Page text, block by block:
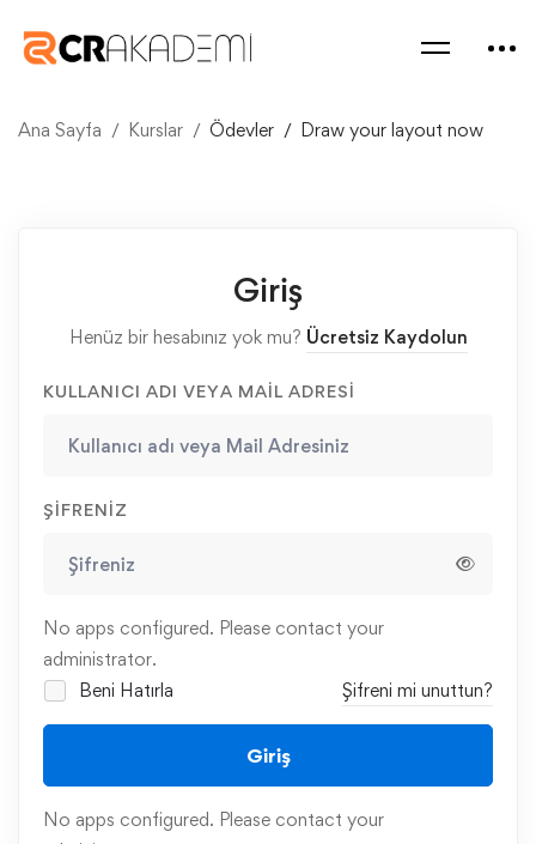
Ana Sayfa Kurslar Ödevler Draw your layout now
Giriş
Henüz bir hesabınız yok mu? Ücretsiz Kaydolun
KULLANICI ADI VEYA MAIL ADRESI
ŞIFRENIZ
No apps configured. Please contact your
administrator.
Beni Hatırla
Şifreni mi unuttun?
Giriş
No apps configured. Please contact your